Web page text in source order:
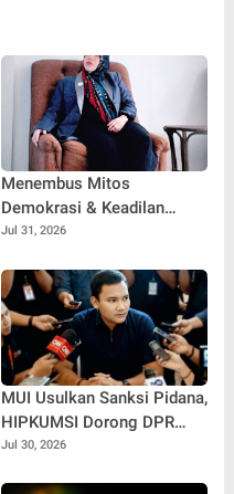
Menembus Mitos
Demokrasi & Keadilan
Sosial: Adv. Fara Fariha
Simpati Publik dan Aksi
Main Hakim Sendiri
Jul 31, 2026
MUI Usulkan Sanksi Pidana,
HIPKUMSI Dorong DPR
Segera Bertindak
Jul 30, 2026